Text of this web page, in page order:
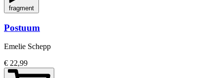
fragment
Postuum
Emelie Schepp
€ 22,99